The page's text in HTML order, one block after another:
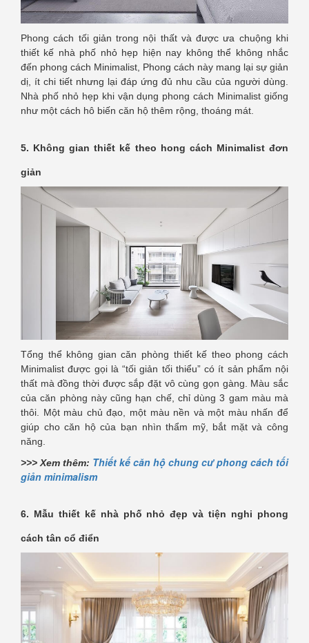
Phong cách tối giản trong nội thất và được ưa chuộng khi
thiết kế nhà phố nhỏ hẹp hiện nay không thể không nhắc
đến phong cách Minimalist, Phong cách này mang lại sự giản
dị, ít chi tiết nhưng lại đáp ứng đủ nhu cầu của người dùng.
Nhà phố nhỏ hẹp khi vận dụng phong cách Minimalist giống
như một cách hô biến căn hộ thêm rộng, thoáng mát.
5. Không gian thiết kế theo hong cách Minimalist đơn
giản
Tổng thể không gian căn phòng thiết kế theo phong cách
Minimalist được gọi là “tối giản tối thiểu” có ít sản phẩm nội
thất mà đồng thời được sắp đặt vô cùng gọn gàng. Màu sắc
của căn phòng này cũng hạn chế, chỉ dùng 3 gam màu mà
thôi. Một màu chủ đạo, một màu nền và một màu nhấn để
giúp cho căn hộ của bạn nhìn thẩm mỹ, bắt mặt và công
năng.
>>> Xem thêm: Thiết kế căn hộ chung cư phong cách tối
giản minimalism
6. Mẫu thiết kế nhà phố nhỏ đẹp và tiện nghi phong
cách tân cổ điển